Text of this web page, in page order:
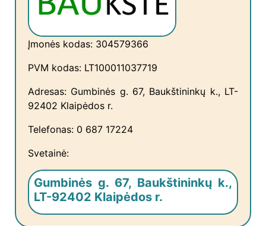
Įmonės kodas: 304579366
PVM kodas: LT100011037719
Adresas: Gumbinės g. 67, Baukštininkų k., LT-
92402 Klaipėdos r.
Telefonas: 0 687 17224
Svetainė:
Gumbinės g. 67, Baukštininkų k.,
LT-92402 Klaipėdos r.